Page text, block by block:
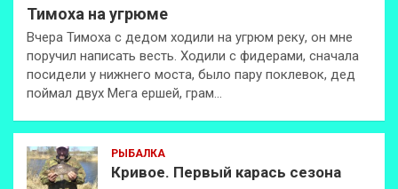
Тимоха на угрюме
Вчера Тимоха с дедом ходили на угрюм реку, он мне
поручил написать весть. Ходили с фидерами, сначала
посидели у нижнего моста, было пару поклевок, дед
поймал двух Мега ершей, грам…
РЫБАЛКА
Кривое. Первый карась сезона